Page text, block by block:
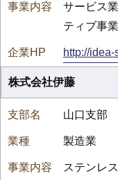
サービス
ティブ事
http://
株式会社伊藤
山口支部
製造業
ステンレ